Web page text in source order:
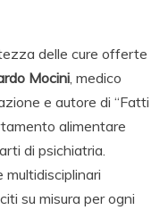
delle cure offerte
Mocini , medico
e autore di “Fatti
alimentare
di psichiatria.
multidisciplinari
su misura per ogni